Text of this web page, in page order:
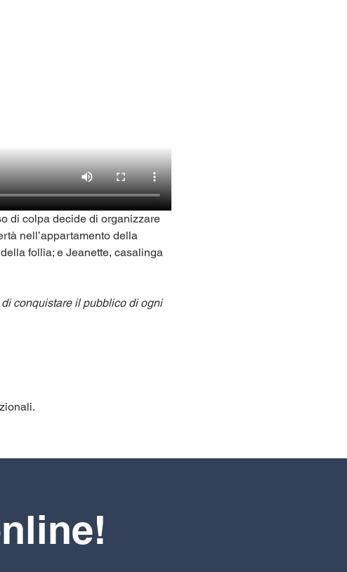
di colpa decide di organizzare
nell’appartamento della
follia; e Jeanette, casalinga
conquistare il pubblico di ogni